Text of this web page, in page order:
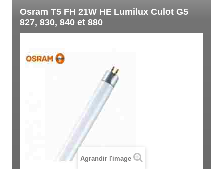
Osram T5 FH 21W HE Lumilux Culot G5
827, 830, 840 et 880
Agrandir l'image